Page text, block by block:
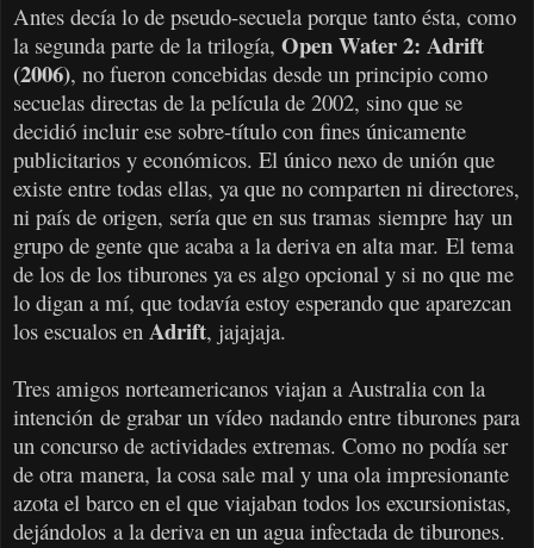
Antes decía lo de pseudo-secuela porque tanto ésta, como
la segunda parte de la trilogía, Open Water 2: Adrift
(2006), no fueron concebidas desde un principio como
secuelas directas de la película de 2002, sino que se
decidió incluir ese sobre-título con fines únicamente
publicitarios y económicos. El único nexo de unión que
existe entre todas ellas, ya que no comparten ni directores,
ni país de origen, sería que en sus tramas siempre hay un
grupo de gente que acaba a la deriva en alta mar. El tema
de los de los tiburones ya es algo opcional y si no que me
lo digan a mí, que todavía estoy esperando que aparezcan
los escualos en Adrift, jajajaja.
Tres amigos norteamericanos viajan a Australia con la
intención de grabar un vídeo nadando entre tiburones para
un concurso de actividades extremas. Como no podía ser
de otra manera, la cosa sale mal y una ola impresionante
azota el barco en el que viajaban todos los excursionistas,
dejándolos a la deriva en un agua infectada de tiburones.